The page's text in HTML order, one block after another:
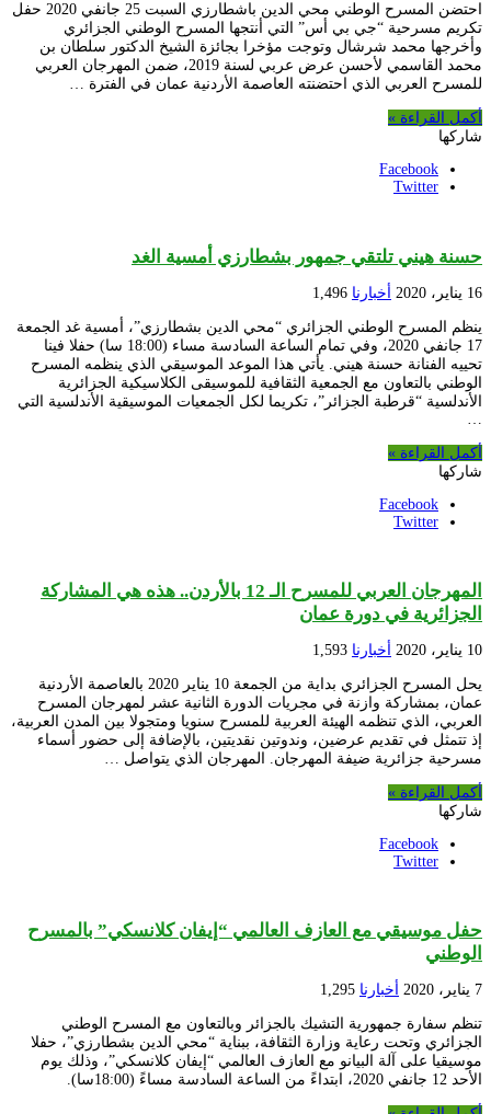
احتضن المسرح الوطني محي الدين باشطارزي السبت 25 جانفي 2020 حفل
تكريم مسرحية “جي بي أس” التي أنتجها المسرح الوطني الجزائري
وأخرجها محمد شرشال وتوجت مؤخرا بجائزة الشيخ الدكتور سلطان بن
محمد القاسمي لأحسن عرض عربي لسنة 2019، ضمن المهرجان العربي
للمسرح العربي الذي احتضنته العاصمة الأردنية عمان في الفترة …
أكمل القراءة »
شاركها
Facebook
Twitter
حسنة هيني تلتقي جمهور بشطارزي أمسية الغد
16 يناير، 2020 أخبارنا 1,496
ينظم المسرح الوطني الجزائري “محي الدين بشطارزي”، أمسية غد الجمعة
17 جانفي 2020، وفي تمام الساعة السادسة مساء (18:00 سا) حفلا فينا
تحييه الفنانة حسنة هيني. يأتي هذا الموعد الموسيقي الذي ينظمه المسرح
الوطني بالتعاون مع الجمعية الثقافية للموسيقى الكلاسيكية الجزائرية
الأندلسية “قرطبة الجزائر”، تكريما لكل الجمعيات الموسيقية الأندلسية التي
أكمل القراءة »
شاركها
Facebook
Twitter
المهرجان العربي للمسرح الـ 12 بالأردن.. هذه هي المشاركة
الجزائرية في دورة عمان
10 يناير، 2020 أخبارنا 1,593
يحل المسرح الجزائري بداية من الجمعة 10 يناير 2020 بالعاصمة الأردنية
عمان، بمشاركة وازنة في مجريات الدورة الثانية عشر لمهرجان المسرح
العربي، الذي تنظمه الهيئة العربية للمسرح سنويا ومتجولا بين المدن العربية،
إذ تتمثل في تقديم عرضين، وندوتين نقديتين، بالإضافة إلى حضور أسماء
مسرحية جزائرية ضيفة المهرجان. المهرجان الذي يتواصل …
أكمل القراءة »
شاركها
Facebook
Twitter
حفل موسيقي مع العازف العالمي “إيفان كلانسكي” بالمسرح
الوطني
7 يناير، 2020 أخبارنا 1,295
تنظم سفارة جمهورية التشيك بالجزائر وبالتعاون مع المسرح الوطني
الجزائري وتحت رعاية وزارة الثقافة، ببناية “محي الدين بشطارزي”، حفلا
موسيقيا على آلة البيانو مع العازف العالمي “إيفان كلانسكي”، وذلك يوم
الأحد 12 جانفي 2020، ابتداءً من الساعة السادسة مساءً (18:00سا).